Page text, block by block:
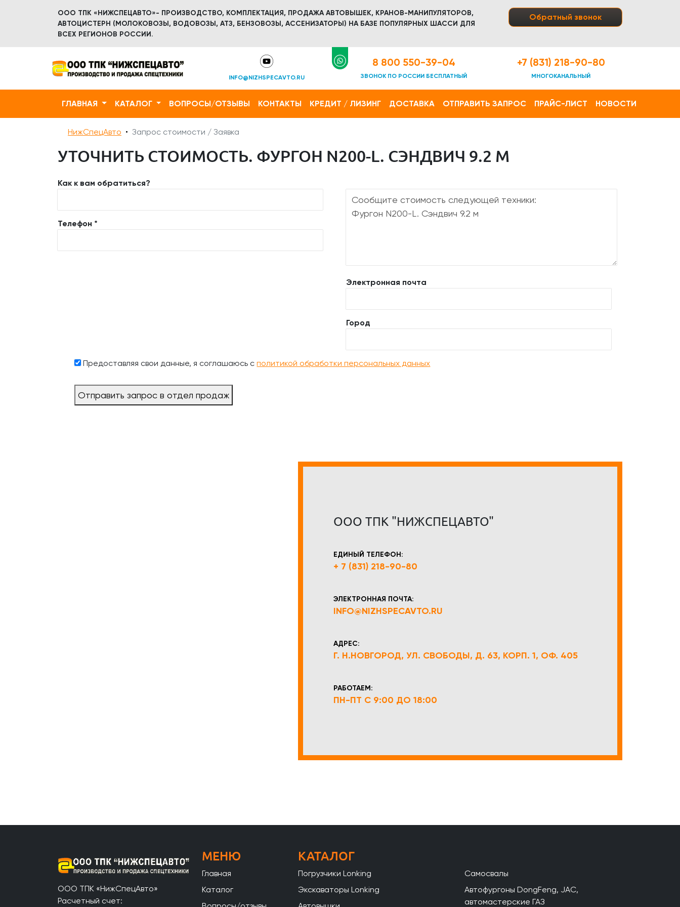
ООО ТПК «НИЖСПЕЦАВТО»- ПРОИЗВОДСТВО, КОМПЛЕКТАЦИЯ, ПРОДАЖА АВТОВЫШЕК, КРАНОВ-МАНИПУЛЯТОРОВ,
АВТОЦИСТЕРН (МОЛОКОВОЗЫ, ВОДОВОЗЫ, АТЗ, БЕНЗОВОЗЫ, АССЕНИЗАТОРЫ) НА БАЗЕ ПОПУЛЯРНЫХ ШАССИ ДЛЯ
ВСЕХ РЕГИОНОВ РОССИИ.
Обратный звонок
INFO@NIZHSPECAVTO.RU
8 800 550-39-04
ЗВОНОК ПО РОССИИ БЕСПЛАТНЫЙ
+7 (831) 218-90-80
МНОГОКАНАЛЬНЫЙ
ГЛАВНАЯ КАТАЛОГ ВОПРОСЫ/ОТЗЫВЫ КОНТАКТЫ КРЕДИТ / ЛИЗИНГ ДОСТАВКА ОТПРАВИТЬ ЗАПРОС ПРАЙС-ЛИСТ НОВОСТИ
НижСпецАвто Запрос стоимости / Заявка
УТОЧНИТЬ СТОИМОСТЬ. ФУРГОН N200-L. СЭНДВИЧ 9.2 М
Как к вам обратиться?
Телефон *
Электронная почта
Город
Предоставляя свои данные, я соглашаюсь сполитикой обработки персональных данных
Отправить запрос в отдел продаж
ООО ТПК "НИЖСПЕЦАВТО"
ЕДИНЫЙ ТЕЛЕФОН:
+ 7 (831) 218-90-80
ЭЛЕКТРОННАЯ ПОЧТА:
INFO@NIZHSPECAVTO.RU
АДРЕС:
Г. Н.НОВГОРОД, УЛ. СВОБОДЫ, Д. 63, КОРП. 1, ОФ. 405
РАБОТАЕМ:
ПН-ПТ С 9:00 ДО 18:00
ООО ТПК «НижСпецАвто»
Расчетный счет:
МЕНЮ
Главная
Каталог
КАТАЛОГ
Погрузчики Lonking
Экскаваторы Lonking
Самосвалы
Автофургоны DongFeng, JAC,
автомастерские ГАЗ